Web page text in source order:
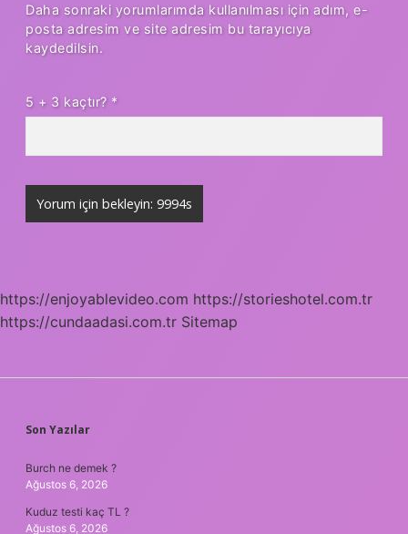
Daha sonraki yorumlarımda kullanılması için adım, e-
posta adresim ve site adresim bu tarayıcıya
kaydedilsin.
5 + 3 kaçtır? *
https://enjoyablevideo.com https://storieshotel.com.tr
https://cundaadasi.com.tr Sitemap
SIDEBAR
Son Yazılar
Burch ne demek ?
Ağustos 6, 2026
Kuduz testi kaç TL ?
Ağustos 6, 2026